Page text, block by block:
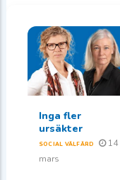
Inga fler
ursäkter
SOCIAL VÄLFÄRD
14
mars